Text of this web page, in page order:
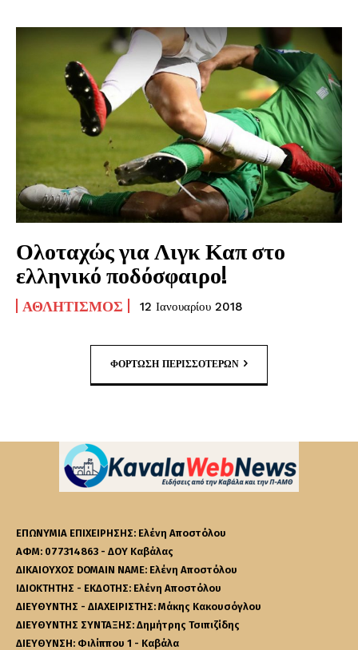
Ολοταχώς για Λιγκ Καπ στο
ελληνικό ποδόσφαιρο!
ΑΘΛΗΤΙΣΜΌΣ 12 Ιανουαρίου 2018
ΦΌΡΤΩΣΗ ΠΕΡΙΣΣΟΤΈΡΩΝ
ΕΠΩΝΥΜΙΑ ΕΠΙΧΕΙΡΗΣΗΣ: Ελένη Αποστόλου
ΑΦΜ: 077314863 - ΔΟΥ Καβάλας
ΔΙΚΑΙΟΥΧΟΣ DOMAIN NAME: Ελένη Αποστόλου
ΙΔΙΟΚΤΗΤΗΣ - ΕΚΔΟΤΗΣ: Ελένη Αποστόλου
ΔΙΕΥΘΥΝΤΗΣ - ΔΙΑΧΕΙΡΙΣΤΗΣ: Μάκης Κακουσόγλου
ΔΙΕΥΘΥΝΤΗΣ ΣΥΝΤΑΞΗΣ: Δημήτρης Τσιπιζίδης
ΔΙΕΥΘΥΝΣΗ: Φιλίππου 1 - Καβάλα